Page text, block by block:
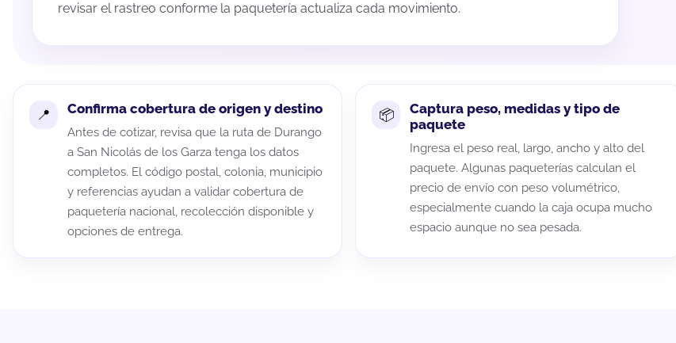
revisar el rastreo conforme la paquetería actualiza cada movimiento.
Confirma cobertura de origen y destino
Antes de cotizar, revisa que la ruta de Durango
a San Nicolás de los Garza tenga los datos
completos. El código postal, colonia, municipio
y referencias ayudan a validar cobertura de
paquetería nacional, recolección disponible y
opciones de entrega.
Captura peso, medidas y tipo de
paquete
Ingresa el peso real, largo, ancho y alto del
paquete. Algunas paqueterías calculan el
precio de envío con peso volumétrico,
especialmente cuando la caja ocupa mucho
espacio aunque no sea pesada.